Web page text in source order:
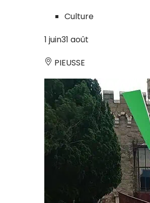
Culture
1 juin31 août
PIEUSSE